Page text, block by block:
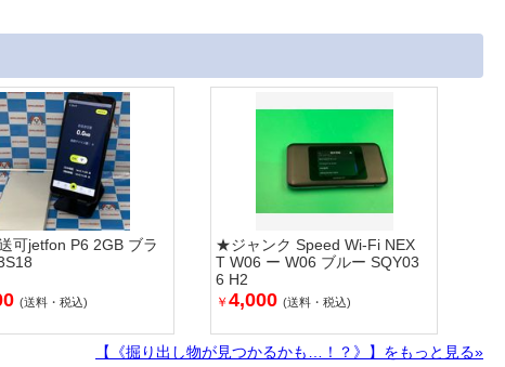
可jetfon P6 2GB ブラ
(送料・税込)
★ジャンク Speed Wi-Fi NEX
T W06 ー W06 ブルー SQY03
6 H2
￥4,000(送料・税込)
【《掘り出し物が見つかるかも…！？》】をもっと見る»